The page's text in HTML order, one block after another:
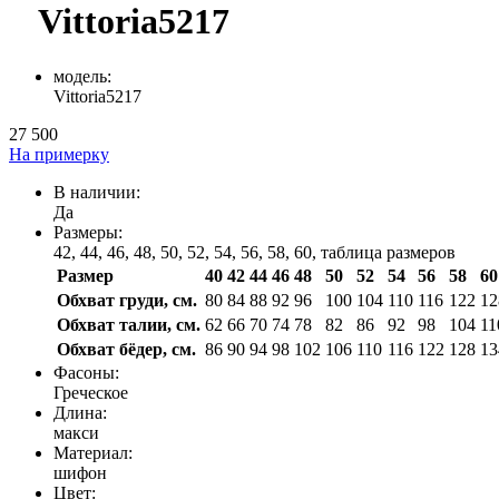
Vittoria5217
модель:
Vittoria5217
27 500
На примерку
В наличии:
Да
Размеры:
42, 44, 46, 48, 50, 52, 54, 56, 58, 60, таблица размеров
Размер
40 42 44 46 48 50 52 54 56 58
60
Обхват груди, см. 80 84 88 92 96 100 104 110 116 122
Обхват талии, см. 62 66 70 74 78 82 86 92 98 104
Обхват бёдер, см. 86 90 94 98 102 106 110 116 122 128
Фасоны:
Греческое
Длина:
макси
Материал:
шифон
Цвет: